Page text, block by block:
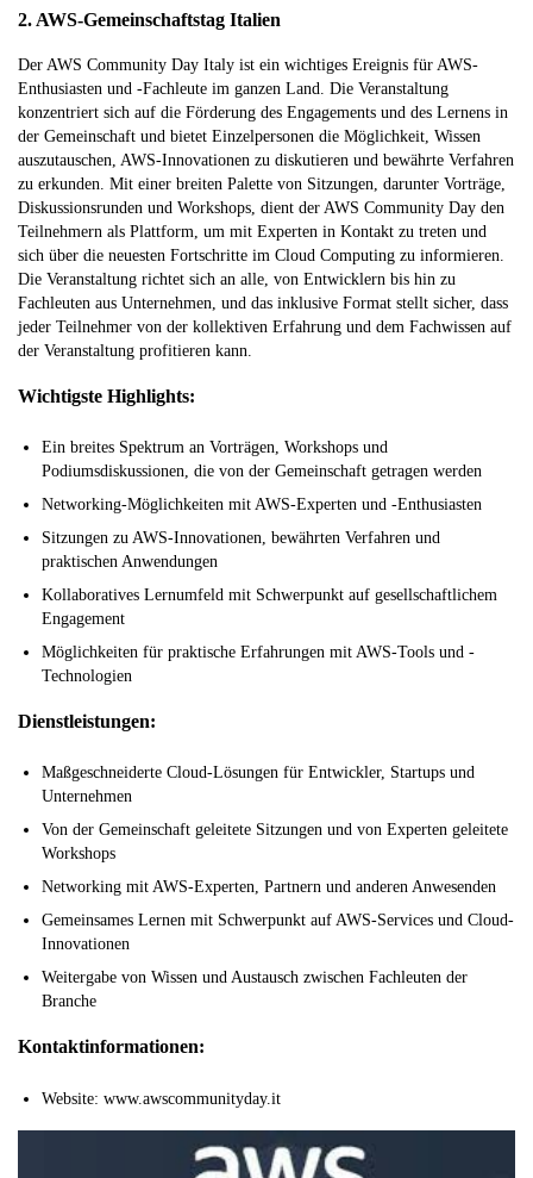
2. AWS-Gemeinschaftstag Italien
Der AWS Community Day Italy ist ein wichtiges Ereignis für AWS-
Enthusiasten und -Fachleute im ganzen Land. Die Veranstaltung
konzentriert sich auf die Förderung des Engagements und des Lernens in
der Gemeinschaft und bietet Einzelpersonen die Möglichkeit, Wissen
auszutauschen, AWS-Innovationen zu diskutieren und bewährte Verfahren
zu erkunden. Mit einer breiten Palette von Sitzungen, darunter Vorträge,
Diskussionsrunden und Workshops, dient der AWS Community Day den
Teilnehmern als Plattform, um mit Experten in Kontakt zu treten und
sich über die neuesten Fortschritte im Cloud Computing zu informieren.
Die Veranstaltung richtet sich an alle, von Entwicklern bis hin zu
Fachleuten aus Unternehmen, und das inklusive Format stellt sicher, dass
jeder Teilnehmer von der kollektiven Erfahrung und dem Fachwissen auf
der Veranstaltung profitieren kann.
Wichtigste Highlights:
Ein breites Spektrum an Vorträgen, Workshops und
Podiumsdiskussionen, die von der Gemeinschaft getragen werden
Networking-Möglichkeiten mit AWS-Experten und -Enthusiasten
Sitzungen zu AWS-Innovationen, bewährten Verfahren und
praktischen Anwendungen
Kollaboratives Lernumfeld mit Schwerpunkt auf gesellschaftlichem
Engagement
Möglichkeiten für praktische Erfahrungen mit AWS-Tools und -
Technologien
Dienstleistungen:
Maßgeschneiderte Cloud-Lösungen für Entwickler, Startups und
Unternehmen
Von der Gemeinschaft geleitete Sitzungen und von Experten geleitete
Workshops
Networking mit AWS-Experten, Partnern und anderen Anwesenden
Gemeinsames Lernen mit Schwerpunkt auf AWS-Services und Cloud-
Innovationen
Weitergabe von Wissen und Austausch zwischen Fachleuten der
Branche
Kontaktinformationen:
Website: www.awscommunityday.it